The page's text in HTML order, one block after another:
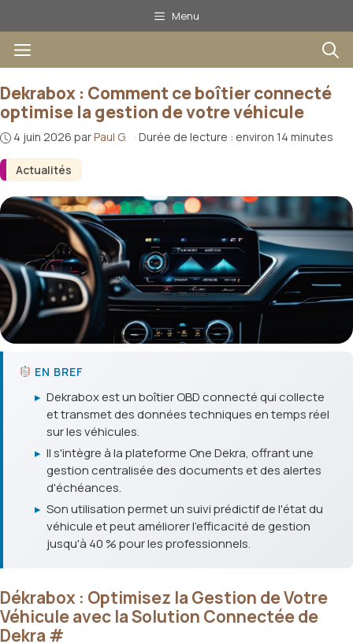
au
contenu
Menu
Menu
Actualités
Dekrabox : Comment ce boîtier connecté
optimise la gestion de votre véhicule
4 juin 2026 parPaul G. · Durée de lecture : environ 14 minutes
EN BREF
▸ Dekrabox est un boîtier OBD connecté qui collecte
et transmet des données techniques en temps réel
sur les véhicules.
▸ Il s'intègre à la plateforme One Dekra, offrant une
gestion centralisée des documents et des alertes
d'échéances.
▸ Son utilisation permet un suivi prédictif de l'état du
véhicule et peut améliorer l'efficacité de gestion
jusqu'à 40 % pour les professionnels.
Dékrabox : Optimisez la Gestion de Votre
Véhicule avec la Solution Connectée de
Dekra #